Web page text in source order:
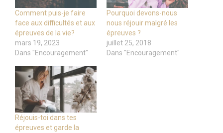
Comment puis-je faire
face aux difficultés et aux
épreuves de la vie?
mars 19, 2023
Dans "Encouragement"
Pourquoi devons-nous
nous réjouir malgré les
épreuves ?
juillet 25, 2018
Dans "Encouragement"
Réjouis-toi dans tes
épreuves et garde la